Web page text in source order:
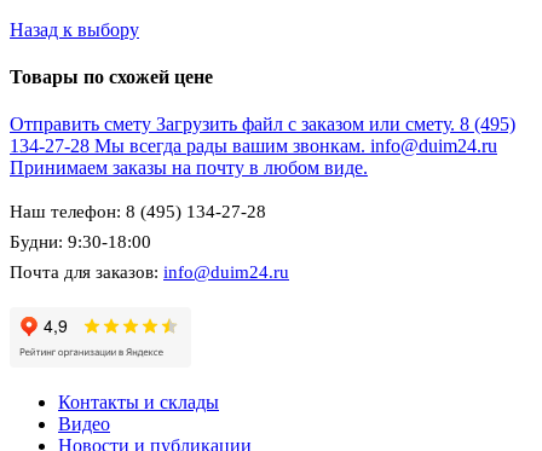
Назад к выбору
Товары по схожей цене
Отправить смету Загрузить файл с заказом или смету. 8 (495)
134-27-28 Мы всегда рады вашим звонкам. info@duim24.ru
Принимаем заказы на почту в любом виде.
Наш телефон: 8 (495) 134-27-28
Будни: 9:30-18:00
Почта для заказов: info@duim24.ru
Контакты и склады
Видео
Новости и публикации